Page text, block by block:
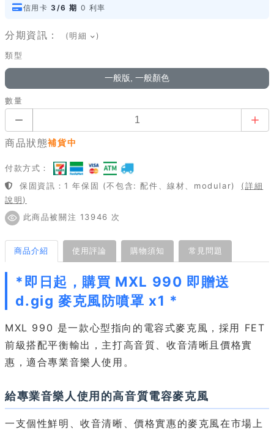
信用卡 3/6 期 0 利率
分期資訊： (明細 )
類型
一般版, 一般顏色
數量
商品狀態補貨中
付款方式：
保固資訊：1 年保固 (不包含: 配件、線材、modular)
(詳細
說明)
此商品被關注 13946 次
商品介紹 使用評論 購物須知 常見問題
*即日起，購買 MXL 990 即贈送
d.gig 麥克風防噴罩 x1 *
MXL 990 是一款心型指向的電容式麥克風，採用 FET
前級搭配平衡輸出，主打高音質、收音清晰且價格實
惠，適合專業音樂人使用。
給專業音樂人使用的高音質電容麥克風
一支個性鮮明、收音清晰、價格實惠的麥克風在市場上